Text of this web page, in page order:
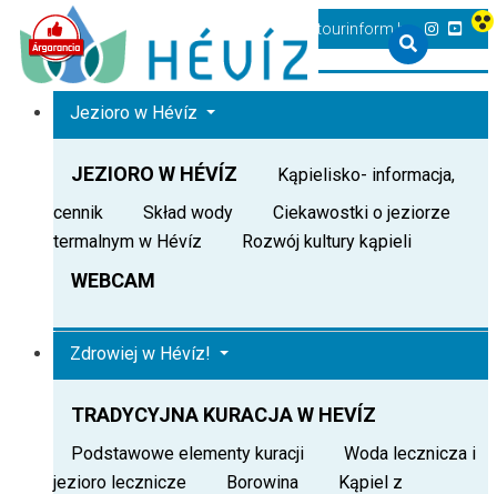
+36 83 540 131 heviz@tourinform.hu
Jezioro w Hévíz
JEZIORO W HÉVÍZ
Kąpielisko- informacja,
cennik
Skład wody
Ciekawostki o jeziorze
termalnym w Hévíz
Rozwój kultury kąpieli
WEBCAM
Zdrowiej w Hévíz!
TRADYCYJNA KURACJA W HEVÍZ
Podstawowe elementy kuracji
Woda lecznicza i
jezioro lecznicze
Borowina
Kąpiel z